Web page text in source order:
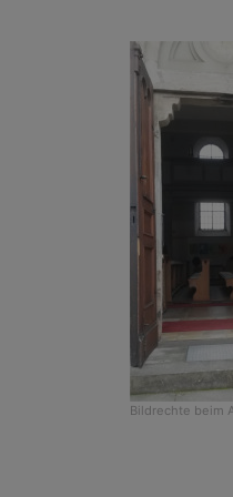
Bildrechte beim